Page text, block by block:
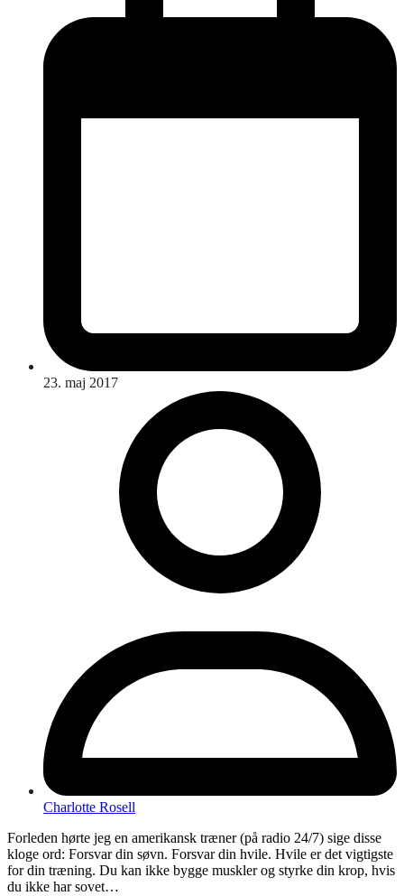
23. maj 2017
Charlotte Rosell
Forleden hørte jeg en amerikansk træner (på radio 24/7) sige disse
kloge ord: Forsvar din søvn. Forsvar din hvile. Hvile er det vigtigste
for din træning. Du kan ikke bygge muskler og styrke din krop, hvis
du ikke har sovet…